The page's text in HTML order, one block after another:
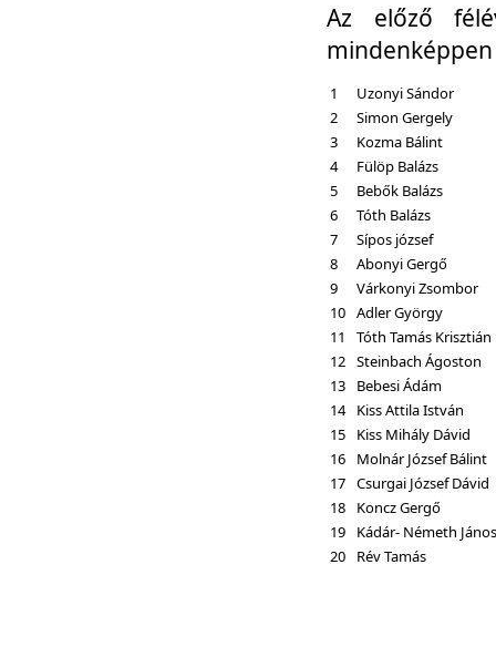
Az előző
1
Uzonyi Sándor
2
Simon Gergely
3
Kozma Bálint
4
Fülöp Balázs
5
Bebők Balázs
6
Tóth Balázs
7
Sípos józsef
8
Abonyi Gergő
9
Várkonyi Zsombor
10 Adler György
11
Tóth Tamás Krisztián
12 Steinbach Ágoston
13
Bebesi Ádám
14 Kiss Attila István
15
Kiss Mihály Dávid
16
Molnár József Bálint
17 Csurgai József Dávid
18
Koncz Gergő
19
Kádár- Németh János
20
Rév Tamás